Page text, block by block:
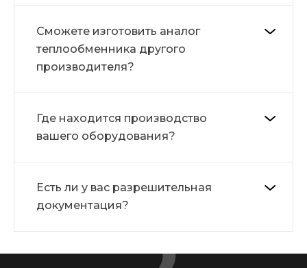
Сможете изготовить аналог
теплообменника другого
производителя?
Где находится производство
вашего оборудования?
Есть ли у вас разрешительная
документация?